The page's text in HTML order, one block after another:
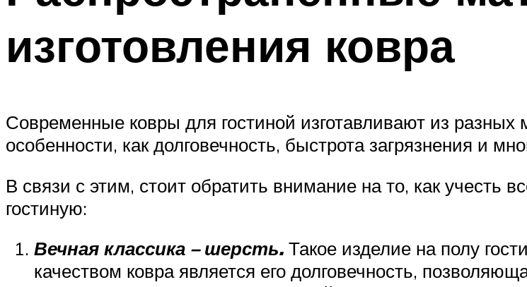
изготовления ковра
Современные ковры для гостиной изготавливают из
особенности, как долговечность, быстрота загрязнения и
В связи с этим, стоит обратить внимание на то, как учесть
гостиную:
Вечная классика – шерсть. Такое изделие на полу
качеством ковра является его долговечность,